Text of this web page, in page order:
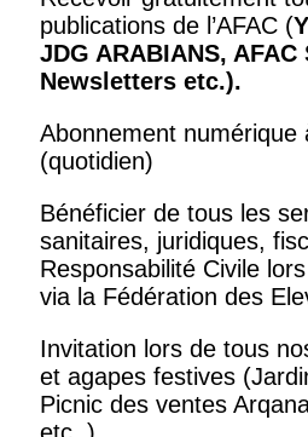
publications de l’AFAC (
JDG ARABIANS,
Newsletters etc.).
Abonnement numérique
(quotidien)
Bénéficier de tous les
sanitaires, juridiques,
Responsabilité Civile
via la Fédération des
Invitation lors de tous
et agapes festives
Picnic des ventes